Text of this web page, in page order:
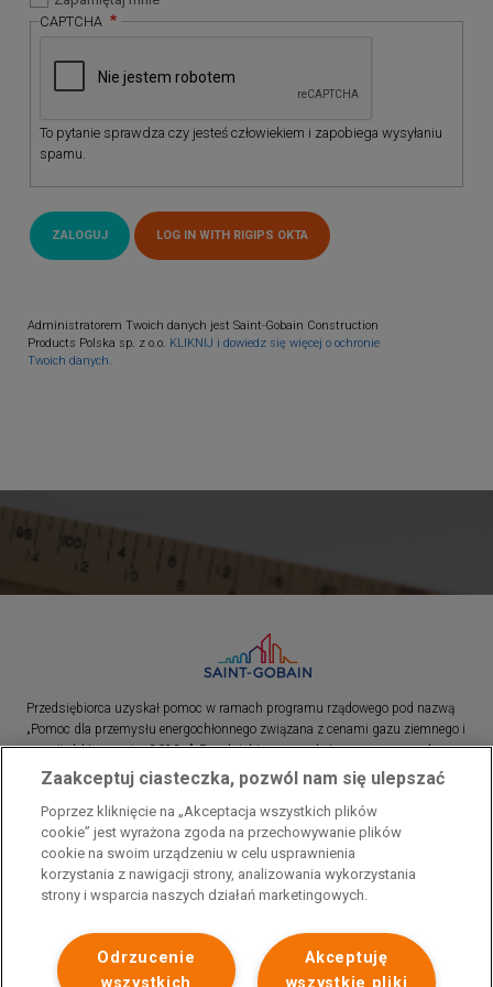
CAPTCHA
To pytanie sprawdza czy jesteś człowiekiem i zapobiega wysyłaniu
spamu.
Administratorem Twoich danych jest Saint-Gobain Construction
Products Polska sp. z o.o. KLIKNIJ i dowiedz się więcej o ochronie
Twoich danych.
Przedsiębiorca uzyskał pomoc w ramach programu rządowego pod nazwą
„Pomoc dla przemysłu energochłonnego związana z cenami gazu ziemnego i
energii elektrycznej w 2023 r.”. Przedsiębiorca uzyskał pomoc w ramach
programu rządowego pod nazwą: „Pomoc dla sektorów energochłonnych
związana z nagłymi wzrostami cen gazu ziemnego i energii elektrycznej w
2022 r.”
Zaakceptuj ciasteczka, pozwól nam się ulepszać
Poprzez kliknięcie na „Akceptacja wszystkich plików
cookie” jest wyrażona zgoda na przechowywanie plików
cookie na swoim urządzeniu w celu usprawnienia
korzystania z nawigacji strony, analizowania wykorzystania
strony i wsparcia naszych działań marketingowych.
Akceptuję
wszystkie pliki
Odrzucenie
wszystkich